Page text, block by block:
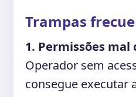
Trampas
1. Permissões
Operador sem
consegue executar